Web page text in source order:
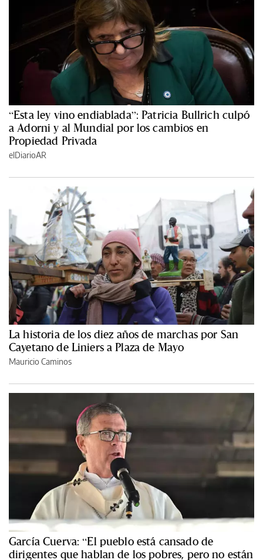
“Esta ley vino endiablada”: Patricia Bullrich culpó
a Adorni y al Mundial por los cambios en
Propiedad Privada
elDiarioAR
La historia de los diez años de marchas por San
Cayetano de Liniers a Plaza de Mayo
Mauricio Caminos
García Cuerva: “El pueblo está cansado de
dirigentes que hablan de los pobres, pero no están